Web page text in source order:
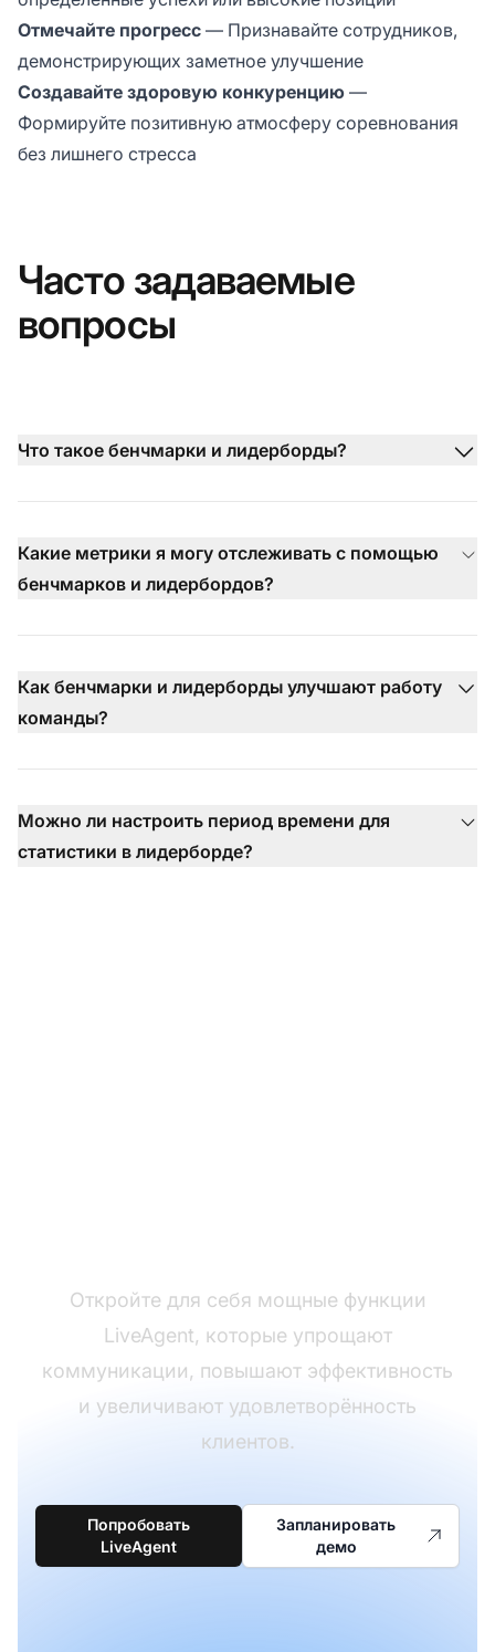
Отмечайте прогресс — Признавайте сотрудников,
демонстрирующих заметное улучшение
Создавайте здоровую конкуренцию —
Формируйте позитивную атмосферу соревнования
без лишнего стресса
Часто задаваемые
вопросы
Что такое бенчмарки и лидерборды?
Какие метрики я могу отслеживать с помощью
бенчмарков и лидербордов?
Как бенчмарки и лидерборды улучшают работу
команды?
Можно ли настроить период времени для
статистики в лидерборде?
Откройте для себя мощные функции
LiveAgent, которые упрощают
коммуникации, повышают эффективность
и увеличивают удовлетворённость
клиентов.
Попробовать
LiveAgent
Запланировать
демо